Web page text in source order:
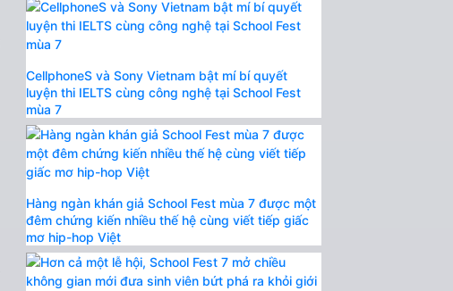
CellphoneS và Sony Vietnam bật mí bí quyết
luyện thi IELTS cùng công nghệ tại School Fest
mùa 7
Hàng ngàn khán giả School Fest mùa 7 được một
đêm chứng kiến nhiều thế hệ cùng viết tiếp giấc
mơ hip-hop Việt